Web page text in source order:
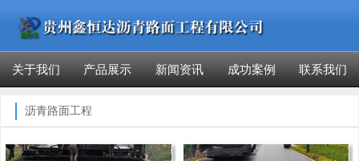
关于我们 产品展示 新闻资讯 成功案例 联系我们
沥青路面工程